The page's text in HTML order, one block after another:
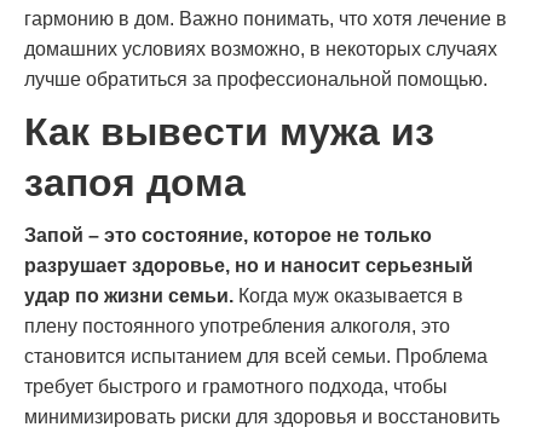
гармонию в дом. Важно понимать, что хотя лечение в
домашних условиях возможно, в некоторых случаях
лучше обратиться за профессиональной помощью.
Как вывести мужа из
запоя дома
Запой – это состояние, которое не только
разрушает здоровье, но и наносит серьезный
удар по жизни семьи. Когда муж оказывается в
плену постоянного употребления алкоголя, это
становится испытанием для всей семьи. Проблема
требует быстрого и грамотного подхода, чтобы
минимизировать риски для здоровья и восстановить